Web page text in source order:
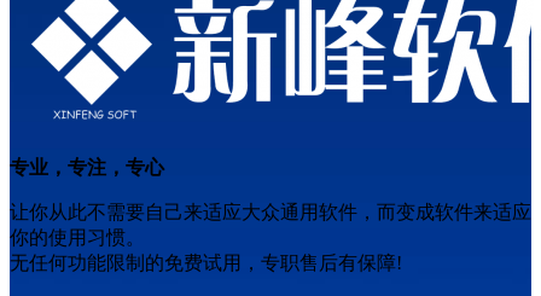
专业，专注，专心
让你从此不需要自己来适应大众通用软件，而变成软件来适应
你的使用习惯。
无任何功能限制的免费试用，专职售后有保障!